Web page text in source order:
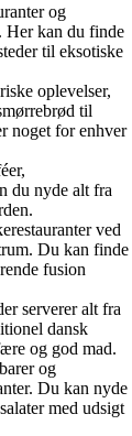
og
Her kan du finde
til eksotiske
oplevelser,
til
noget for enhver
du nyde alt fra
ved
Du kan finde
fusion
serverer alt fra
dansk
og god mad.
og
Du kan nyde
med udsigt